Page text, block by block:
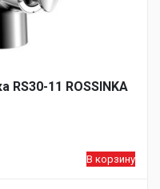
11 ROSSINKA
В корзину